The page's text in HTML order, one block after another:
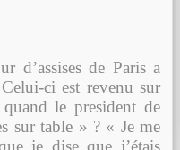
d’assises de Paris a
ci est revenu sur
le president de
sur table » ? « Je me
je dise que j’étais